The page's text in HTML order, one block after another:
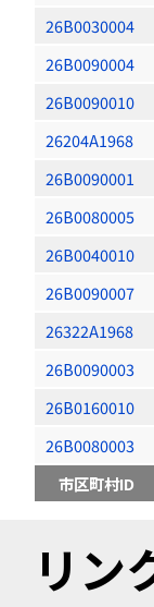
26B0030004
26B0090004
26B0090010
26204A1968
26B0090001
26B0080005
26B0040010
26B0090007
26322A1968
26B0090003
26B0160010
26B0080003
市区町村ID
リン